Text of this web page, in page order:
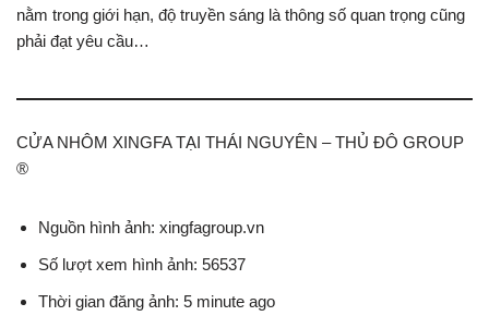
nằm trong giới hạn, độ truyền sáng là thông số quan trọng cũng
phải đạt yêu cầu…
CỬA NHÔM XINGFA TẠI THÁI NGUYÊN – THỦ ĐÔ GROUP
®
Nguồn hình ảnh: xingfagroup.vn
Số lượt xem hình ảnh: 56537
Thời gian đăng ảnh: 5 minute ago